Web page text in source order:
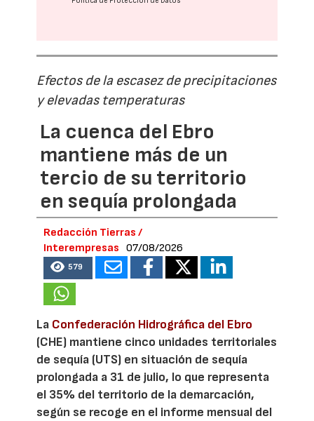
Efectos de la escasez de precipitaciones
y elevadas temperaturas
La cuenca del Ebro
mantiene más de un
tercio de su territorio
en sequía prolongada
Redacción Tierras /
Interempresas
07/08/2026
579
La Confederación Hidrográfica del Ebro
(CHE) mantiene cinco unidades territoriales
de sequía (UTS) en situación de sequía
prolongada a 31 de julio, lo que representa
el 35% del territorio de la demarcación,
según se recoge en el informe mensual del